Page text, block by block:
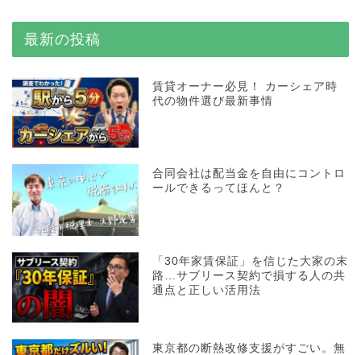
最新の投稿
賃貸オーナー必見！ カーシェア時
代の物件選び最新事情
合同会社は配当金を自由にコントロ
ールできるってほんと？
「30年家賃保証」を信じた大家の末
路…サブリース契約で損する人の共
通点と正しい活用法
東京都の断熱改修支援がすごい。無